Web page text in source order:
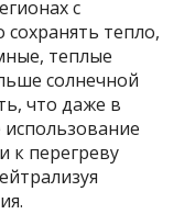
с
тепло,
теплые
солнечной
что даже в
к перегреву